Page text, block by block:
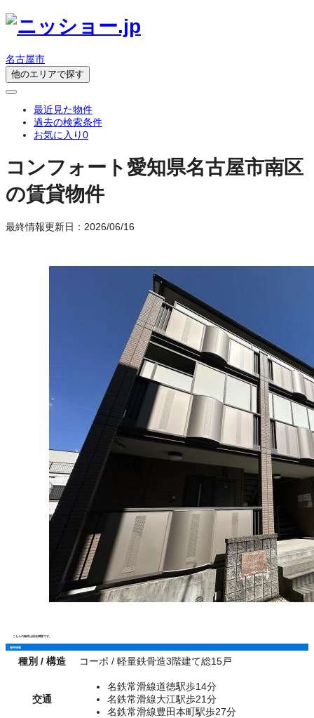
名古屋市
他のエリアで探す
最近見た物件
過去の検索条件
お気に入り0
コンフォート 愛知県名古屋市南区
の賃貸物件
最終情報更新日：2026/06/16
こちらの物件は現在満室です。
物件情報
種別 / 構造 コーポ / 軽量鉄骨造3階建て総15戸
交通
名鉄常滑線道徳駅歩14分
名鉄常滑線大江駅歩21分
名鉄常滑線豊田本町駅歩27分